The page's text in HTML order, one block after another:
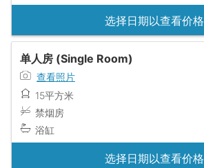
选择日期以查看价格
单人房 (Single Room)
查看照片
15平方米
禁烟房
浴缸
选择日期以查看价格